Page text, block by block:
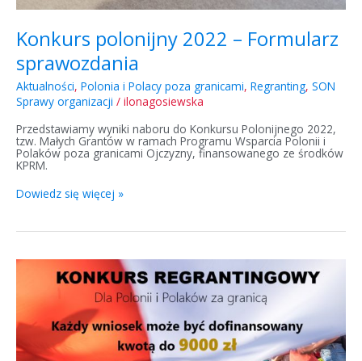
Konkurs polonijny 2022 – Formularz
sprawozdania
Aktualności, Polonia i Polacy poza granicami, Regranting, SON
Sprawy organizacji / ilonagosiewska
Przedstawiamy wyniki naboru do Konkursu Polonijnego 2022,
tzw. Małych Grantów w ramach Programu Wsparcia Polonii i
Polaków poza granicami Ojczyzny, finansowanego ze środków
KPRM.
Dowiedz się więcej »
Konkurs
polonijny
edycja